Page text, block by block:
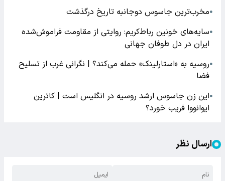
●مخرب‌ترین جاسوس دوجانبه تاریخ درگذشت
●سایه‌های خونین رباط‌کریم: روایتی از مقاومت فراموش‌شده
ایران در دل طوفان جهانی
●روسیه به «استارلینک» حمله می‌کند؟ | نگرانی غرب از تسلیح
فضا
●این زن جاسوس ارشد روسیه در انگلیس است | کاترین
ایوانووا فریب خورد؟
ارسال نظر